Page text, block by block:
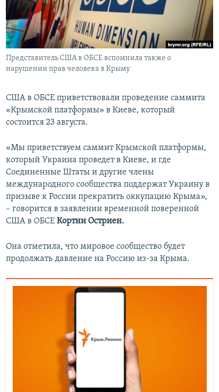
ПОБЕДИТЕЛЕЙ НЕ СУДЯТ?
КРЫМ.НЕПОКОРЕННЫЙ
ELIFBE
УКРАИНСКАЯ ПРОБЛЕМА КРЫМА
ПРИСОЕДИНЯЙТЕСЬ!
Все сайты RFE/RL
Представитель США в ОБСЕ вспомнила также о
нарушении прав человека в Крыму
США в ОБСЕ приветствовали проведение саммита
«Крымской платформы» в Киеве, который
состоится 23 августа.
«Мы приветствуем саммит Крымской платформы,
который Украина проведет в Киеве, и где
Соединенные Штаты и другие члены
международного сообщества поддержат Украину в
призыве к России прекратить оккупацию Крыма»,
– говорится в заявлении временной поверенной
США в ОБСЕ Кортни Остриен.
Она отметила, что мировое сообщество будет
продолжать давление на Россию из-за Крыма.